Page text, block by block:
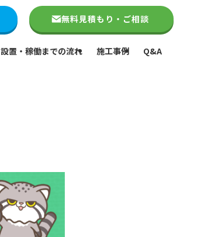
設置・稼働までの流れ 施工事例 Q&A
無料見積もり・ご相談